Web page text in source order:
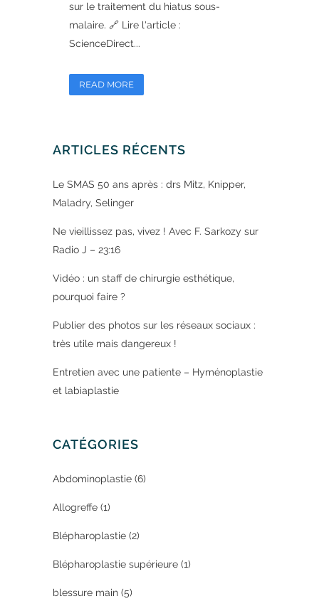
sur le traitement du hiatus sous-
malaire. 🔗 Lire l'article :
ScienceDirect...
READ MORE
ARTICLES RÉCENTS
Le SMAS 50 ans après : drs Mitz, Knipper,
Maladry, Selinger
Ne vieillissez pas, vivez ! Avec F. Sarkozy sur
Radio J – 23:16
Vidéo : un staff de chirurgie esthétique,
pourquoi faire ?
Publier des photos sur les réseaux sociaux :
très utile mais dangereux !
Entretien avec une patiente – Hyménoplastie
et labiaplastie
CATÉGORIES
Abdominoplastie (6)
Allogreffe (1)
Blépharoplastie (2)
Blépharoplastie supérieure (1)
blessure main (5)